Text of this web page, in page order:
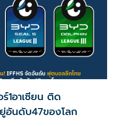
1อาเซียน ติด
อันดับ47ของโลก